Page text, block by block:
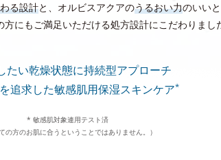
る設計と、 オルビスアクアのうるおい力のいい
方にもご満足いただける処方設計にこだわりまし
たい乾燥状態に持続型アプローチ
追求した敏感肌用保湿スキンケア*
* 敏感肌対象連用テスト済
ての方のお肌に合うということではありません。）